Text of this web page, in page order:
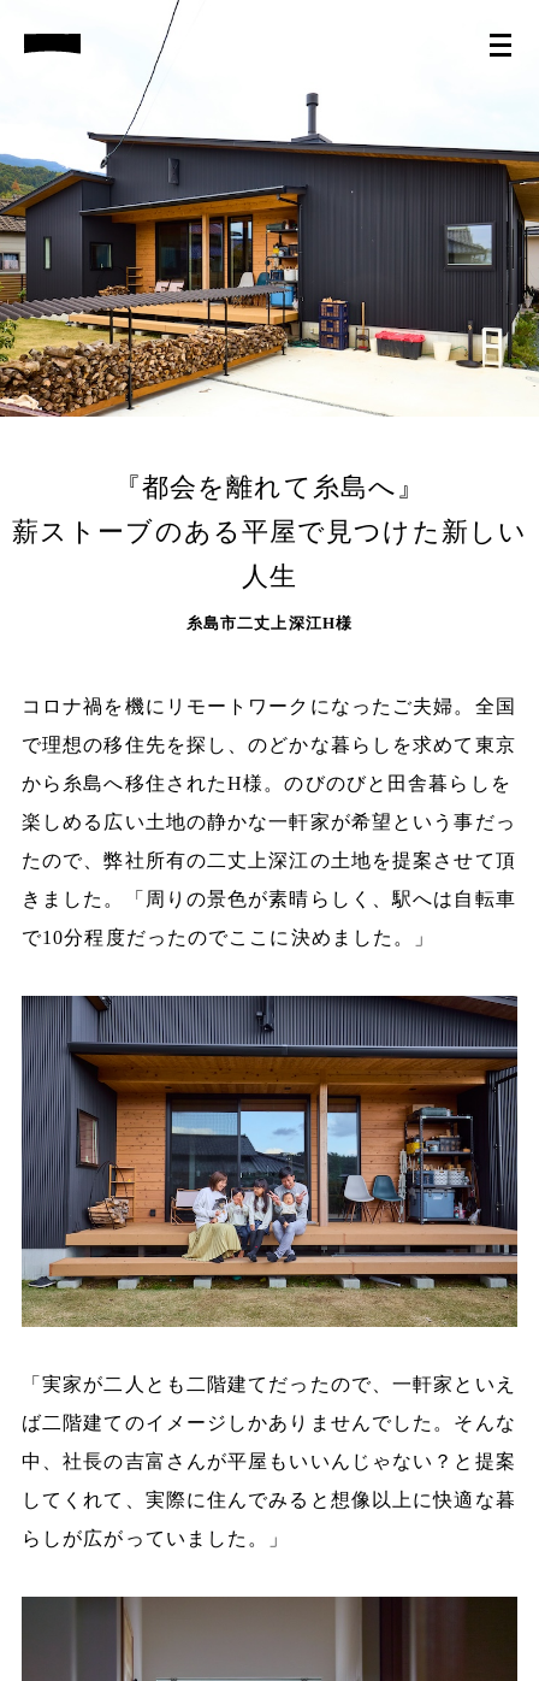
『都会を離れて糸島へ』
薪ストーブのある平屋で見つけた新しい
人生
糸島市二丈上深江H様
コロナ禍を機にリモートワークになったご夫婦。全国
で理想の移住先を探し、のどかな暮らしを求めて東京
から糸島へ移住されたH様。のびのびと田舎暮らしを
楽しめる広い土地の静かな一軒家が希望という事だっ
たので、弊社所有の二丈上深江の土地を提案させて頂
きました。「周りの景色が素晴らしく、駅へは自転車
で10分程度だったのでここに決めました。」
「実家が二人とも二階建てだったので、一軒家といえ
ば二階建てのイメージしかありませんでした。そんな
中、社長の吉富さんが平屋もいいんじゃない？と提案
してくれて、実際に住んでみると想像以上に快適な暮
らしが広がっていました。」